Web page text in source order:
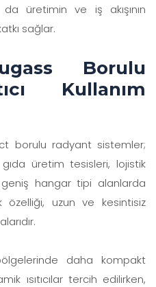
üretimin ve iş akışının
sağlar.
Borulu
Kullanım
borulu radyant sistemler;
üretim tesisleri, lojistik
hangar tipi alanlarda
özelliği, uzun ve kesintisiz
daha kompakt
ısıtıcılar tercih edilirken,